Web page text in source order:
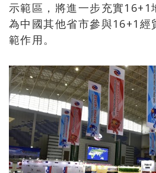
示範區，將進一步充實16+1
為中國其他省市參與16+1經
範作用。